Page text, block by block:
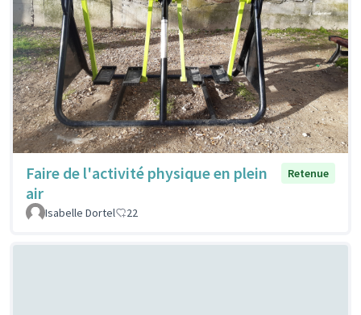
Faire de l'activité physique en plein
air
Retenue
Isabelle Dortel 22